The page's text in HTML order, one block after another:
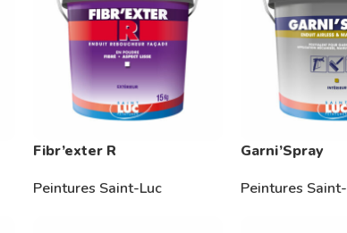
Fibr’exter R
Peintures Saint-Luc
Garni’Spray
Peintures